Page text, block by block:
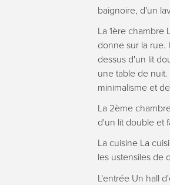
baignoire, d'un
La 1ère chambre
donne sur la rue.
dessus d'un lit
une table de
minimalisme et
La 2ème
d'un lit double et
La cuisine La
les ustensiles de
L'entrée Un hall